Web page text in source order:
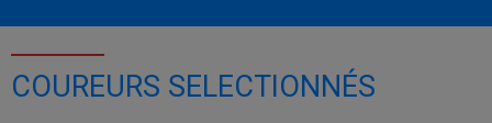
COUREURS SELECTIONNÉS